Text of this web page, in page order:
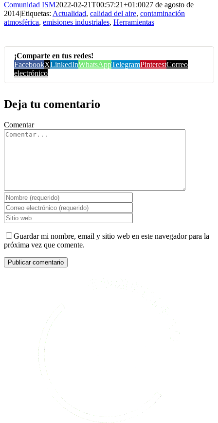
Comunidad ISM2022-02-21T00:57:21+01:0027 de agosto de
2014|Etiquetas: Actualidad, calidad del aire, contaminación
atmosférica, emisiones industriales, Herramientas|
¡Comparte en tus redes!
FacebookXLinkedInWhatsAppTelegramPinterestCorreo
electrónico
Deja tu comentario
Comentar
Guardar mi nombre, email y sitio web en este navegador para la
próxima vez que comente.